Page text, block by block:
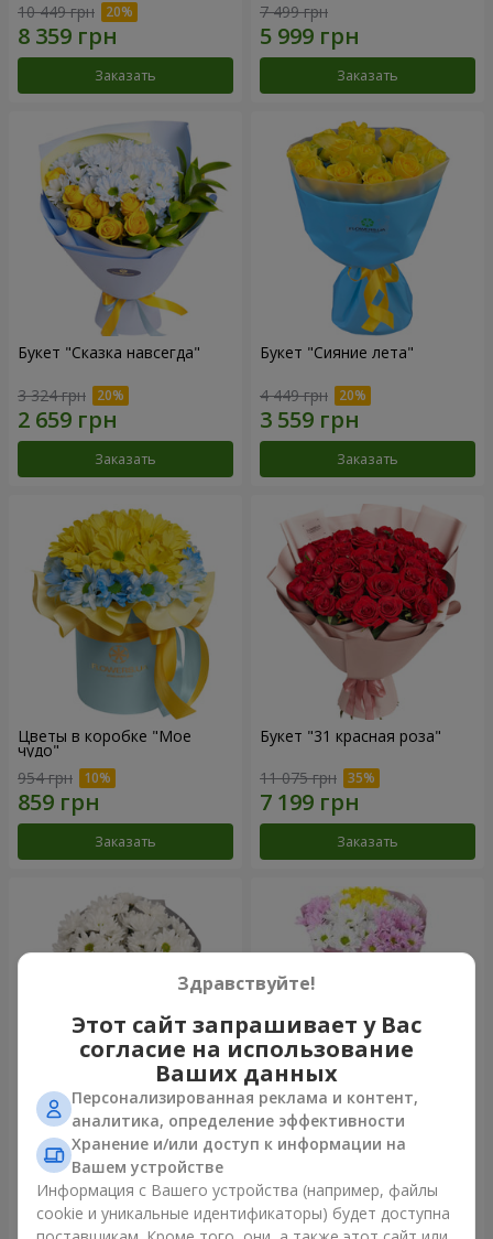
10 449 грн
Заказать
7 499 грн
Заказать
Букет "Сказка навсегда"
3 324 грн
Заказать
Букет "Сияние лета"
4 449 грн
Заказать
Цветы в коробке "Мое
чудо"
954 грн
Заказать
Букет "31 красная роза"
11 075 грн
Заказать
Букет "Киото" из 5 белых
хризантем
1 399 грн
Заказать
Букет "Времена года"
Заказать
Здравствуйте!
Этот сайт запрашивает у Вас
согласие на использование
Ваших данных
Персонализированная реклама и контент,
аналитика, определение эффективности
Хранение и/или доступ к информации на
Вашем устройстве
Информация с Вашего устройства (например, файлы
cookie и уникальные идентификаторы) будет доступна